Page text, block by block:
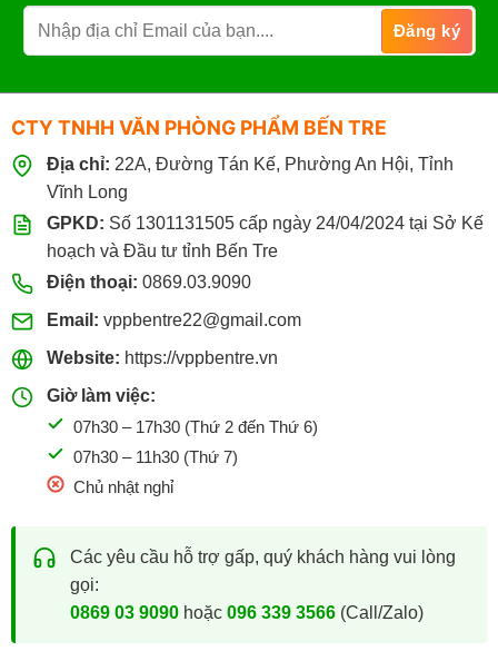
CTY TNHH VĂN PHÒNG PHẨM BẾN TRE
Địa chỉ: 22A, Đường Tán Kế, Phường An Hội, Tỉnh
Vĩnh Long
GPKD: Số 1301131505 cấp ngày 24/04/2024 tại Sở Kế
hoạch và Đầu tư tỉnh Bến Tre
Điện thoại: 0869.03.9090
Email: vppbentre22@gmail.com
Website: https://vppbentre.vn
Giờ làm việc:
07h30 – 17h30 (Thứ 2 đến Thứ 6)
07h30 – 11h30 (Thứ 7)
Chủ nhật nghỉ
Các yêu cầu hỗ trợ gấp, quý khách hàng vui lòng
gọi:
0869 03 9090hoặc 096 339 3566(Call/Zalo)